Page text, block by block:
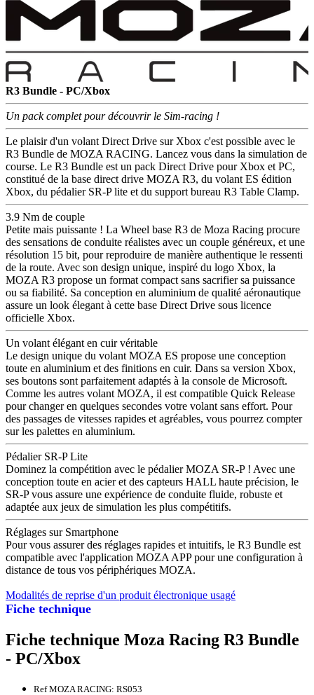
Fiche technique
R3 Bundle - PC/Xbox
Un pack complet pour découvrir le Sim-racing !
Le plaisir d'un volant Direct Drive sur Xbox c'est possible avec le
R3 Bundle de MOZA RACING. Lancez vous dans la simulation de
course. Le R3 Bundle est un pack Direct Drive pour Xbox et PC,
constitué de la base direct drive MOZA R3, du volant ES édition
Xbox, du pédalier SR-P lite et du support bureau R3 Table Clamp.
3.9 Nm de couple
Petite mais puissante ! La Wheel base R3 de Moza Racing procure
des sensations de conduite réalistes avec un couple généreux, et une
résolution 15 bit, pour reproduire de manière authentique le ressenti
de la route. Avec son design unique, inspiré du logo Xbox, la
MOZA R3 propose un format compact sans sacrifier sa puissance
ou sa fiabilité. Sa conception en aluminium de qualité aéronautique
assure un look élegant à cette base Direct Drive sous licence
officielle Xbox.
Un volant élégant en cuir véritable
Le design unique du volant MOZA ES propose une conception
toute en aluminium et des finitions en cuir. Dans sa version Xbox,
ses boutons sont parfaitement adaptés à la console de Microsoft.
Comme les autres volant MOZA, il est compatible Quick Release
pour changer en quelques secondes votre volant sans effort. Pour
des passages de vitesses rapides et agréables, vous pourrez compter
sur les palettes en aluminium.
Pédalier SR-P Lite
Dominez la compétition avec le pédalier MOZA SR-P ! Avec une
conception toute en acier et des capteurs HALL haute précision, le
SR-P vous assure une expérience de conduite fluide, robuste et
adaptée aux jeux de simulation les plus compétitifs.
Réglages sur Smartphone
Pour vous assurer des réglages rapides et intuitifs, le R3 Bundle est
compatible avec l'application MOZA APP pour une configuration à
distance de tous vos périphériques MOZA.
Modalités de reprise d'un produit électronique usagé
Fiche technique Moza Racing R3 Bundle
- PC/Xbox
Ref MOZA RACING: RS053